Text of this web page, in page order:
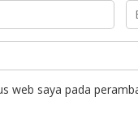
web saya pada